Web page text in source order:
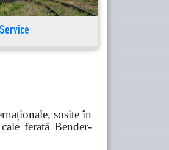
sosite în
ferată Bender-